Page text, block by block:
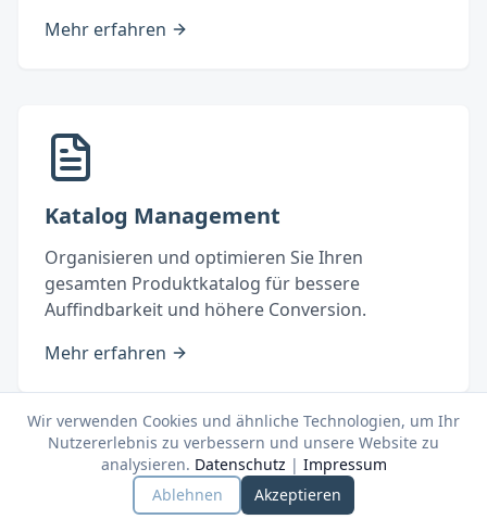
Mehr erfahren
Katalog Management
Organisieren und optimieren Sie Ihren
gesamten Produktkatalog für bessere
Auffindbarkeit und höhere Conversion.
Mehr erfahren
Wir verwenden Cookies und ähnliche Technologien, um Ihr
Nutzererlebnis zu verbessern und unsere Website zu
analysieren. Datenschutz | Impressum
Ablehnen
Akzeptieren